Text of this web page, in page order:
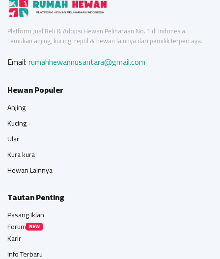
Platform Jual Beli & Adopsi Hewan Peliharaan No. 1 di Indonesia.
Temukan anjing, kucing, reptil & hewan lainnya dari pemilik terpercaya.
Email:rumahhewannusantara@gmail.com
Hewan Populer
Anjing
Kucing
Ular
Kura kura
Hewan Lainnya
Tautan Penting
Pasang Iklan
Forum NEW
Karir
Info Terbaru